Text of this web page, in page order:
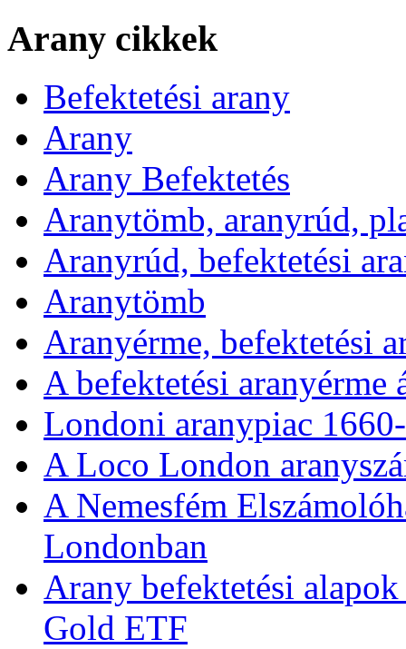
Arany cikkek
Befektetési arany
Arany
Arany Befektetés
Aranytömb, aranyrúd,
Aranyrúd, befektetési
Aranytömb
Aranyérme, befektetési
A befektetési
Londoni aranypiac
A Loco London
A Nemesfém
Londonban
Arany befektetési
Gold ETF